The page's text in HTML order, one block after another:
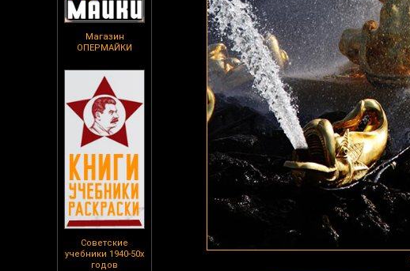
Магазин
ОПЕРМАЙКИ
Советские
учебники 1940-50х
годов